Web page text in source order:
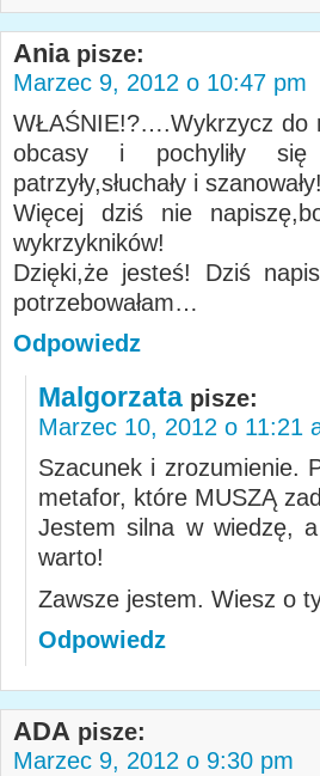
Ania pisze:
Marzec 9, 2012 o 10:47 pm
WŁAŚNIE!?….Wykrzycz do
obcasy i pochyliły
patrzyły,słuchały i
Więcej dziś nie
wykrzykników!
Dzięki,że jesteś! Dziś
potrzebowałam…
Odpowiedz
Malgorzata pisze:
Marzec 10, 2012 o 11:21
Szacunek i zrozumienie.
metafor, które MUSZĄ
Jestem silna w wiedzę,
warto!
Zawsze jestem. Wiesz o
Odpowiedz
ADA pisze:
Marzec 9, 2012 o 9:30 pm